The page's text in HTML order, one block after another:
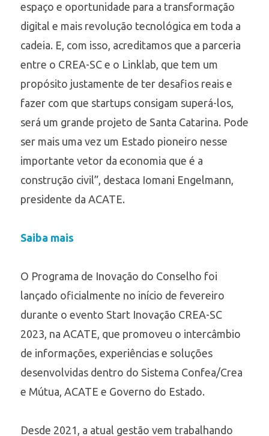
espaço e oportunidade para a transformação
digital e mais revolução tecnológica em toda a
cadeia. E, com isso, acreditamos que a parceria
entre o CREA-SC e o Linklab, que tem um
propósito justamente de ter desafios reais e
fazer com que startups consigam superá-los,
será um grande projeto de Santa Catarina. Pode
ser mais uma vez um Estado pioneiro nesse
importante vetor da economia que é a
construção civil”, destaca Iomani Engelmann,
presidente da ACATE.
Saiba mais
O Programa de Inovação do Conselho foi
lançado oficialmente no início de fevereiro
durante o evento Start Inovação CREA-SC
2023, na ACATE, que promoveu o intercâmbio
de informações, experiências e soluções
desenvolvidas dentro do Sistema Confea/Crea
e Mútua, ACATE e Governo do Estado.
Desde 2021, a atual gestão vem trabalhando